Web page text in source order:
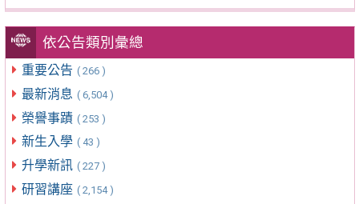
依公告類別彙總
重要公告 ( 266 )
最新消息 ( 6,504 )
榮譽事蹟 ( 253 )
新生入學 ( 43 )
升學新訊 ( 227 )
研習講座 ( 2,154 )